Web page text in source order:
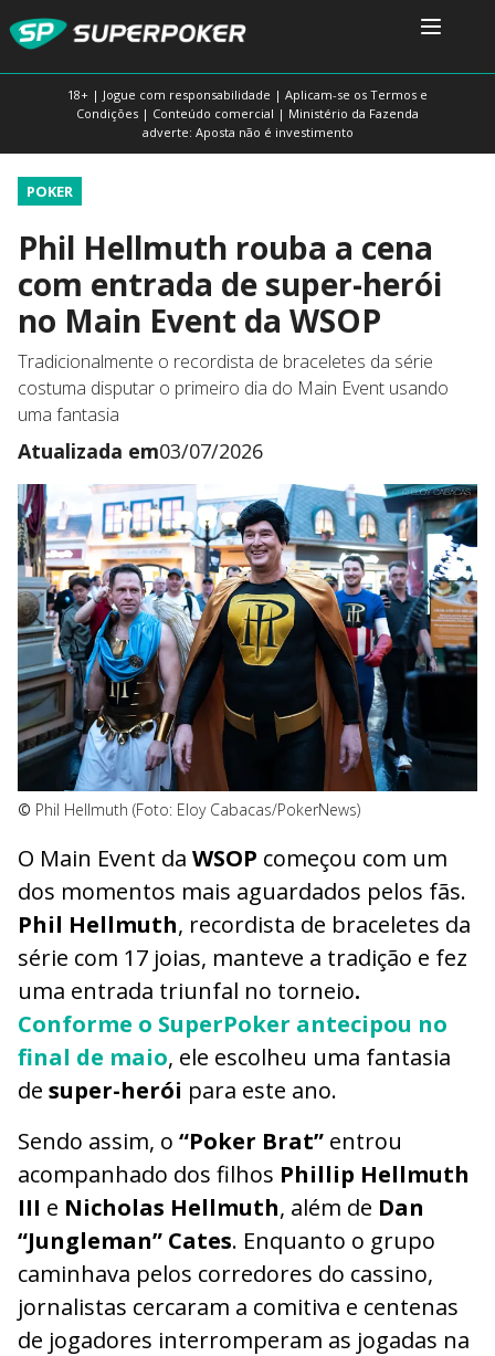
18+ | Jogue com responsabilidade | Aplicam-se os Termos e
Condições | Conteúdo comercial | Ministério da Fazenda
adverte: Aposta não é investimento
POKER
Phil Hellmuth rouba a cena
com entrada de super-herói
no Main Event da WSOP
Tradicionalmente o recordista de braceletes da série
costuma disputar o primeiro dia do Main Event usando
uma fantasia
Atualizada em03/07/2026
© Phil Hellmuth (Foto: Eloy Cabacas/PokerNews)
O Main Event da WSOP começou com um
dos momentos mais aguardados pelos fãs.
Phil Hellmuth, recordista de braceletes da
série com 17 joias, manteve a tradição e fez
uma entrada triunfal no torneio.
Conforme o SuperPoker antecipou no
final de maio, ele escolheu uma fantasia
de super-herói para este ano.
Sendo assim, o “Poker Brat” entrou
acompanhado dos filhos Phillip Hellmuth
III e Nicholas Hellmuth, além de Dan
“Jungleman” Cates. Enquanto o grupo
caminhava pelos corredores do cassino,
jornalistas cercaram a comitiva e centenas
de jogadores interromperam as jogadas na